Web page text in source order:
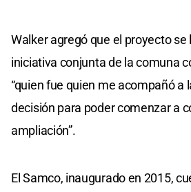
Walker agregó que el proyecto
iniciativa conjunta de la comuna
“quien fue quien me acompañó a
decisión para poder comenzar a
ampliación”.
El Samco, inaugurado en 2015,